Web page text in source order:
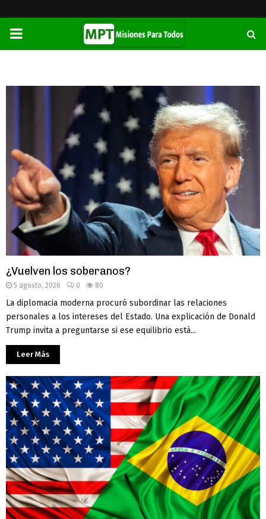
PRIMARY
¿Vuelven los soberanos?
5 agosto, 2026 0 80
La diplomacia moderna procuró subordinar las relaciones
personales a los intereses del Estado. Una explicación de Donald
Trump invita a preguntarse si ese equilibrio está...
Leer Más